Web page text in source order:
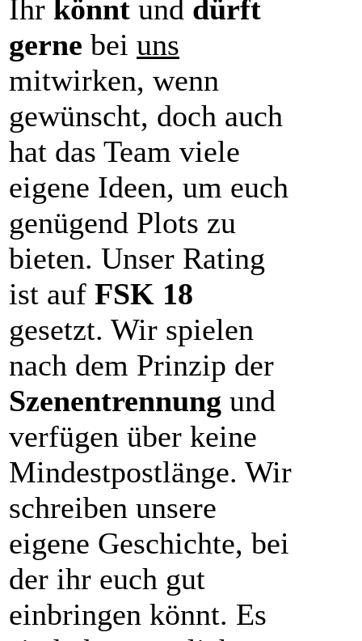
Ihr könnt und dürft
gerne bei uns
mitwirken, wenn
gewünscht, doch auch
hat das Team viele
eigene Ideen, um euch
genügend Plots zu
bieten. Unser Rating
ist auf FSK 18
gesetzt. Wir spielen
nach dem Prinzip der
Szenentrennung und
verfügen über keine
Mindestpostlänge. Wir
schreiben unsere
eigene Geschichte, bei
der ihr euch gut
einbringen könnt. Es